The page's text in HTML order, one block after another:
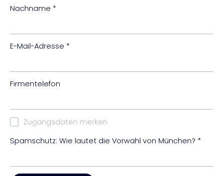
Nachname *
E-Mail-Adresse *
Firmentelefon
Zugangsdaten merken
Spamschutz: Wie lautet die Vorwahl von München? *